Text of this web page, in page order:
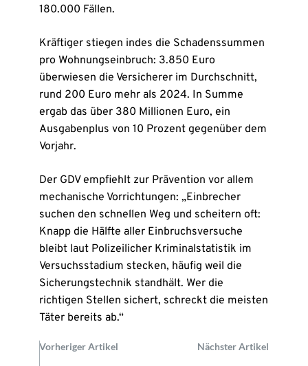
180.000 Fällen.
Kräftiger stiegen indes die Schadenssummen
pro Wohnungseinbruch: 3.850 Euro
überwiesen die Versicherer im Durchschnitt,
rund 200 Euro mehr als 2024. In Summe
ergab das über 380 Millionen Euro, ein
Ausgabenplus von 10 Prozent gegenüber dem
Vorjahr.
Der GDV empfiehlt zur Prävention vor allem
mechanische Vorrichtungen: „Einbrecher
suchen den schnellen Weg und scheitern oft:
Knapp die Hälfte aller Einbruchsversuche
bleibt laut Polizeilicher Kriminalstatistik im
Versuchsstadium stecken, häufig weil die
Sicherungstechnik standhält. Wer die
richtigen Stellen sichert, schreckt die meisten
Täter bereits ab.“
Vorheriger Artikel Nächster Artikel